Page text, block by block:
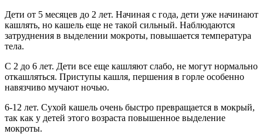
Дети от 5 месяцев до 2 лет. Начиная с года, дети уже начинают
кашлять, но кашель еще не такой сильный. Наблюдаются
затруднения в выделении мокроты, повышается температура
тела.
С 2 до 6 лет. Дети все еще кашляют слабо, не могут нормально
откашляться. Приступы кашля, першения в горле особенно
навязчиво мучают ночью.
6-12 лет. Сухой кашель очень быстро превращается в мокрый,
так как у детей этого возраста повышенное выделение
мокроты.